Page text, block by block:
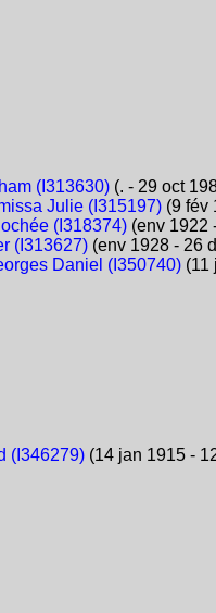
(I313630)(. - 29 oct
Julie (I315197)(9 fév
(I318374)(env 1922
(I313627)(env 1928 - 26
Daniel (I350740)(11
(I346279)(14 jan 1915 -